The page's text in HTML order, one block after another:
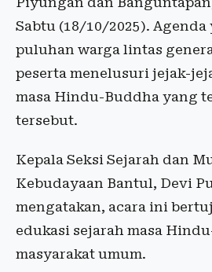
Sabtu (18/10/2025).
puluhan warga lintas
peserta menelusuri jejak-
masa Hindu-Buddha yang
tersebut.
Kepala Seksi Sejarah dan
Kebudayaan Bantul, Devi
mengatakan, acara ini
edukasi sejarah masa
masyarakat umum.